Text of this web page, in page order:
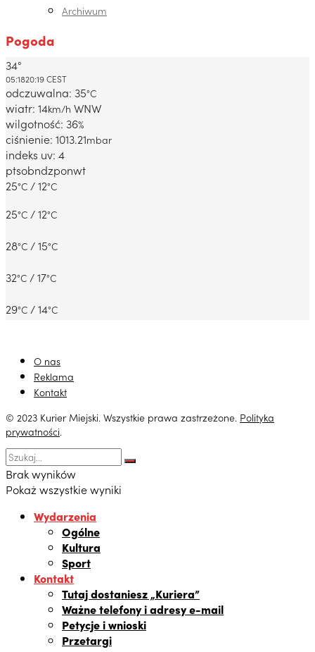
Archiwum
Pogoda
Dabrowa Gornicza, PL
34°
05:1820:19 CEST
odczuwalna: 35°C
wiatr: 14km/h WNW
wilgotność: 36%
ciśnienie: 1013.21mbar
indeks uv: 4
ptsobndzponwt
25°C / 12°C
25°C / 12°C
28°C / 15°C
32°C / 17°C
29°C / 14°C
O nas
Reklama
Kontakt
© 2023 Kurier Miejski. Wszystkie prawa zastrzeżone. Polityka
prywatności.
Brak wyników
Pokaż wszystkie wyniki
Wydarzenia
Ogólne
Kultura
Sport
Kontakt
Tutaj dostaniesz „Kuriera”
Ważne telefony i adresy e-mail
Petycje i wnioski
Przetargi